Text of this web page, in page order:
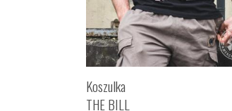
Koszulka
THE BILL